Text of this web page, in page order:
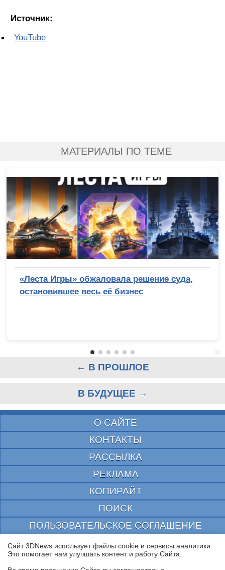
Источник:
YouTube
МАТЕРИАЛЫ ПО ТЕМЕ
«Леста Игры» обжаловала решение суда,
остановившее весь её бизнес
← В ПРОШЛОЕ
В БУДУЩЕЕ →
О САЙТЕ
КОНТАКТЫ
РАССЫЛКА
РЕКЛАМА
КОПИРАЙТ
ПОИСК
ПОЛЬЗОВАТЕЛЬСКОЕ СОГЛАШЕНИЕ
ЗАЩИЩЕНО CURATOR
© 1997—2026 Электронное периодическое издание "3ДНьюс" | Свидетельство о
Сайт 3DNews использует файлы cookie и сервисы аналитики.
Это помогает нам улучшать контент и работу Cайта.